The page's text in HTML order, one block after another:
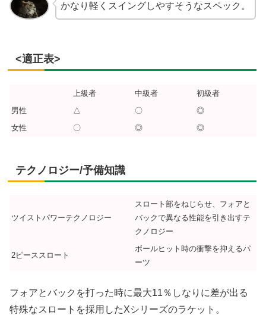
かなり軽くスイングしやすそうなスペック。
<適正表>
上級者 中級者
初級者
男性
△ 〇
◎
女性
〇 ◎ ◎
テクノロジー/予備知識
ツイストパワーテクノロジー
スロート部をねじらせ、フォアと
バックで異なる性能を引き出すテ
クノロジー
2ピーススロート
ボールヒット時の衝撃を抑えるパ
ーツ
フォアとバックを打った時に最大11％しなりに差が出る
特殊なスロートを採用したXシリーズのラケット。